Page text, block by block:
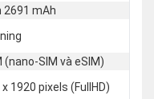
2691 mAh
(nano‑SIM và eSIM)
1920 pixels (FullHD)